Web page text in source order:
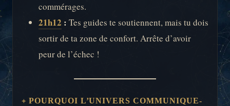
commérages.
21h12 : Tes guides te soutiennent, mais tu dois
sortir de ta zone de confort. Arrête d’avoir
peur de l’échec !
POURQUOI L’UNIVERS COMMUNIQUE-